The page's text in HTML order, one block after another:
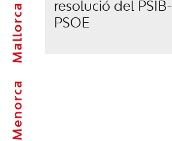
Menorca
Mallorca
resolució del PSIB-
PSOE